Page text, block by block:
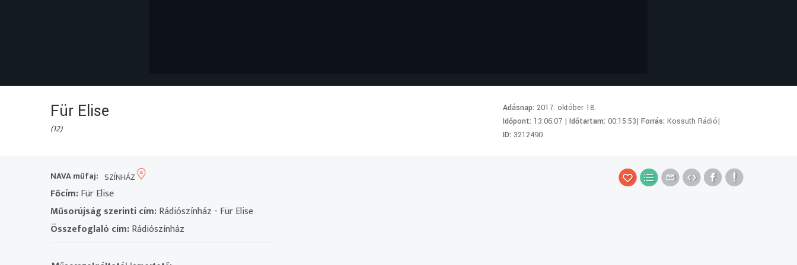
Für Elise
(12)
Adásnap:2017. október 18.
Időpont: 13:06:07 |Időtartam:00:15:53|Forrás:Kossuth Rádió|
ID: 3212490
NAVA műfaj: SZÍNHÁZ
Főcím:Für Elise
Műsorújság szerinti cím:Rádiószínház - Für Elise
Összefoglaló cím:Rádiószínház